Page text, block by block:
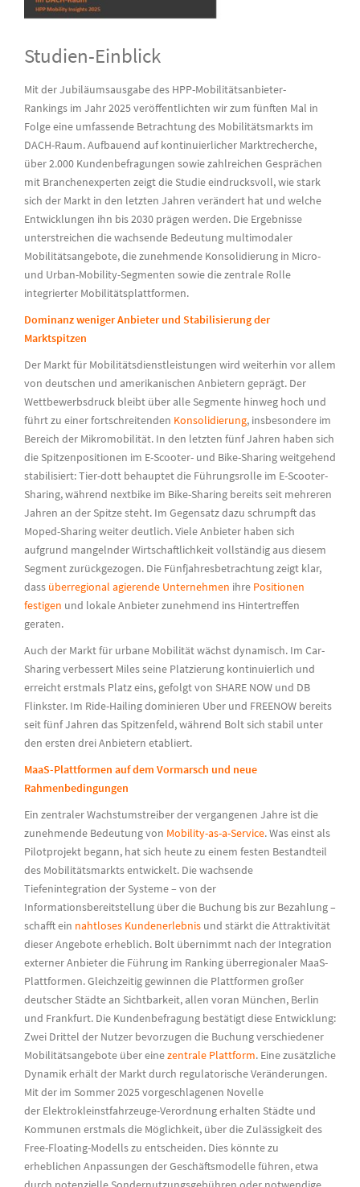
Studien-Einblick
Mit der Jubiläumsausgabe des HPP-Mobilitätsanbieter-
Rankings im Jahr 2025veröffentlichten wir zum fünften Mal in
Folge eine umfassende Betrachtung des Mobilitätsmarkts im
DACH-Raum. Aufbauend auf kontinuierlicher Marktrecherche,
über 2.000 Kundenbefragungen sowie zahlreichen Gesprächen
mit Branchenexperten zeigt die Studie eindrucksvoll, wie stark
sich der Markt in den letzten Jahren verändert hat und welche
Entwicklungen ihn bis 2030 prägen werden. Die Ergebnisse
unterstreichen die wachsende Bedeutung multimodaler
Mobilitätsangebote, die zunehmende Konsolidierung in Micro-
und Urban-Mobility-Segmenten sowie die zentrale Rolle
integrierter Mobilitätsplattformen.
Dominanz weniger Anbieter und Stabilisierung der
Marktspitzen
Der Markt für Mobilitätsdienstleistungen wird weiterhin vor allem
von deutschen und amerikanischen Anbietern geprägt. Der
Wettbewerbsdruck bleibt über alle Segmente hinweg hoch und
führt zu einer fortschreitenden Konsolidierung, insbesondere im
Bereich der Mikromobilität. In den letzten fünf Jahren haben sich
die Spitzenpositionen im E-Scooter- und Bike-Sharing weitgehend
stabilisiert:Tier-dott behauptet die Führungsrolle im E-Scooter-
Sharing, während nextbike im Bike-Sharing bereits seit mehreren
Jahren an der Spitze steht. Im Gegensatz dazu schrumpft das
Moped-Sharing weiter deutlich. Viele Anbieter haben sich
aufgrund mangelnder Wirtschaftlichkeit vollständig aus diesem
Segment zurückgezogen. Die Fünfjahresbetrachtung zeigt klar,
dass überregional agierende Unternehmen ihre Positionen
festigen und lokale Anbieter zunehmend ins Hintertreffen
geraten.
Auch der Markt für urbane Mobilität wächst dynamisch. Im Car-
Sharing verbessert Milesseine Platzierung kontinuierlich und
erreicht erstmals Platz eins, gefolgt von SHARE NOW und DB
Flinkster. Im Ride-Hailing dominieren Uber und FREENOW bereits
seit fünf Jahren das Spitzenfeld, während Boltsich stabil unter
den ersten drei Anbietern etabliert.
MaaS-Plattformen auf dem Vormarsch und neue
Rahmenbedingungen
Ein zentraler Wachstumstreiber der vergangenen Jahre ist die
zunehmende Bedeutung von Mobility-as-a-Service. Was einst als
Pilotprojekt begann, hat sich heute zu einem festen Bestandteil
des Mobilitätsmarkts entwickelt. Die wachsende
Tiefenintegration der Systeme – von der
Informationsbereitstellung über die Buchung bis zur Bezahlung –
schafft ein nahtloses Kundenerlebnis und stärkt die Attraktivität
dieser Angebote erheblich. Bolt übernimmt nach der Integration
externer Anbieter die Führung im Ranking überregionaler MaaS-
Plattformen. Gleichzeitig gewinnen die Plattformen großer
deutscher Städte an Sichtbarkeit, allen voran München, Berlin
und Frankfurt. Die Kundenbefragung bestätigt diese Entwicklung:
Zwei Drittel der Nutzer bevorzugen die Buchung verschiedener
Mobilitätsangebote über einezentrale Plattform. Eine zusätzliche
Dynamik erhält der Markt durch regulatorische Veränderungen.
Mit der im Sommer 2025 vorgeschlagenen Novelle
der Elektrokleinstfahrzeuge-Verordnung erhalten Städte und
Kommunen erstmals die Möglichkeit, über die Zulässigkeit des
Free-Floating-Modells zu entscheiden. Dies könnte zu
erheblichen Anpassungen der Geschäftsmodelle führen, etwa